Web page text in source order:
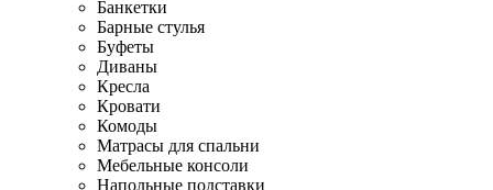
Банкетки
Барные стулья
Буфеты
Диваны
Кресла
Кровати
Комоды
Матрасы для спальни
Мебельные консоли
Напольные подставки